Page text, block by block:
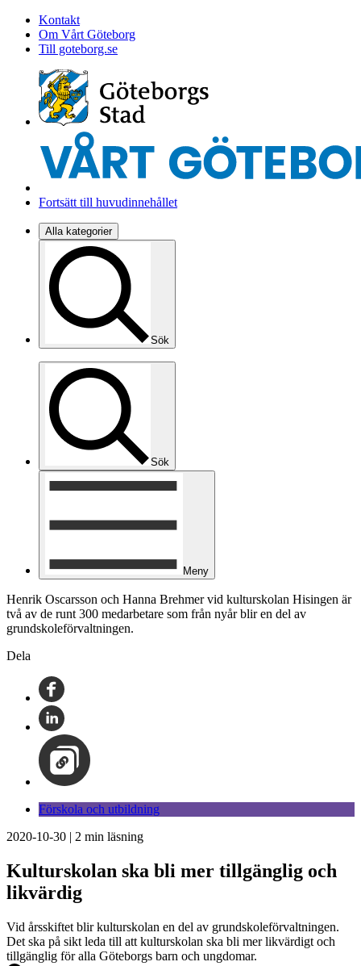
Kontakt
Om Vårt Göteborg
Till goteborg.se
Fortsätt till huvudinnehållet
Alla kategorier
Sök
Sök
Meny
Henrik Oscarsson och Hanna Brehmer vid kulturskolan Hisingen är
två av de runt 300 medarbetare som från nyår blir en del av
grundskoleförvaltningen.
Dela
Förskola och utbildning
2020-10-30 | 2 min läsning
Kulturskolan ska bli mer tillgänglig och
likvärdig
Vid årsskiftet blir kulturskolan en del av grundskoleförvaltningen.
Det ska på sikt leda till att kulturskolan ska bli mer likvärdigt och
tillgänglig för alla Göteborgs barn och ungdomar.